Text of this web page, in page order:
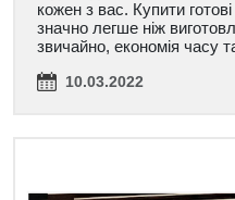
кожен з вас. Купити готові
значно легше ніж
звичайно, економія часу
10.03.2022